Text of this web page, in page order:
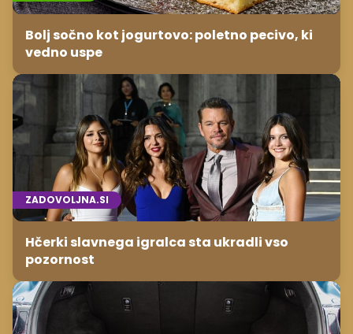
Bolj sočno kot jogurtovo: poletno pecivo, ki
vedno uspe
ZADOVOLJNA.SI
Hčerki slavnega igralca sta ukradli vso
pozornost